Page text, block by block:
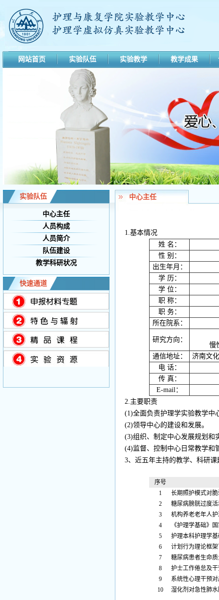
网站首页 实验队伍 实验教学 教学成果
中心主任
1.基本情况
姓 名：
性 别：
出生年月：
学 历：
学 位：
职 称：
职 务：
所在院系：
研究方向：
慢性
通信地址：
济南文
电 话：
传 真：
E-mail：
2.主要职责
(1)全面负责护理学实验教学中
(2)领导中心的建设和发展。
(3)组织、制定中心发展规划和
(4)监督、控制中心日常教学和
3、近五年主持的教学、科研课
序号
1
长期照护模式对
2
糖尿病膀胱过度
3
机构养老老年人
4
《护理学基础》
5
护理本科护理学
6
计划行为理论框
7
糖尿病患者生命
8
护士工作倦怠及
9
系统性心理干预
10
湿化剂对急性肺
实验队伍
中心主任
人员构成
人员简介
队伍建设
教学科研状况
快速通道